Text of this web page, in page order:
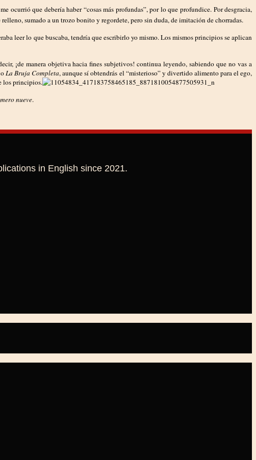
ocurrió que debería haber “cosas más profundas”, por lo que profundice. Por desgracia,
sumado a un trozo bonito y regordete, pero sin duda, de imitación de chorradas.
leer lo que buscaba, tendría que escribirlo yo mismo. Los mismos principios se aplican
¡de manera objetiva hacia fines subjetivos! continua leyendo, sabiendo que no vas a
oLa Bruja Completa, aunque sí obtendrás el “misterioso” y divertido alimento para el ego,
los principios.
nueve.
in English since 2021.